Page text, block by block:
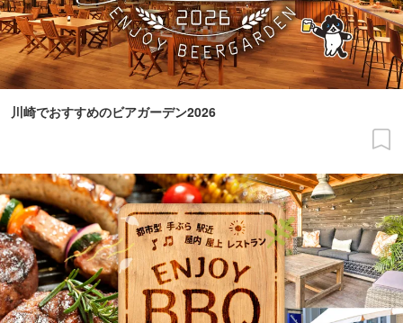
川崎でおすすめのビアガーデン2026